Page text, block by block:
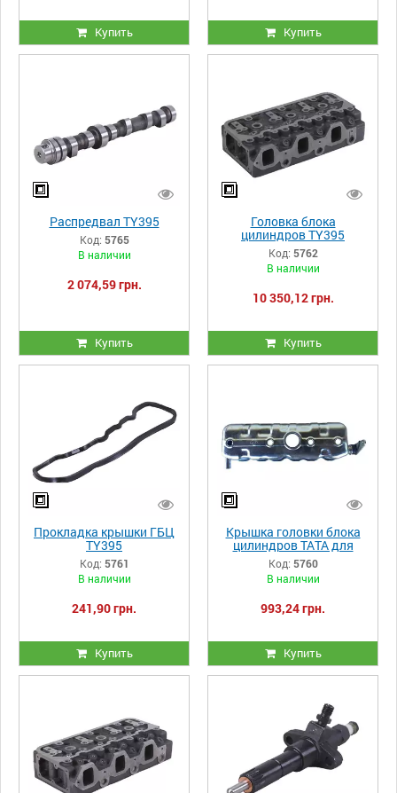
Купить Купить
Распредвал TY395
Код: 5765
В наличии
2 074,59 грн.
Купить
Головка блока
цилиндров TY395
Код: 5762
В наличии
10 350,12 грн.
Купить
Прокладка крышки ГБЦ
TY395
Код: 5761
В наличии
241,90 грн.
Купить
Крышка головки блока
цилиндров ТАТА для
трактора с дизельным
двигателем TY395
Код: 5760
В наличии
993,24 грн.
Купить